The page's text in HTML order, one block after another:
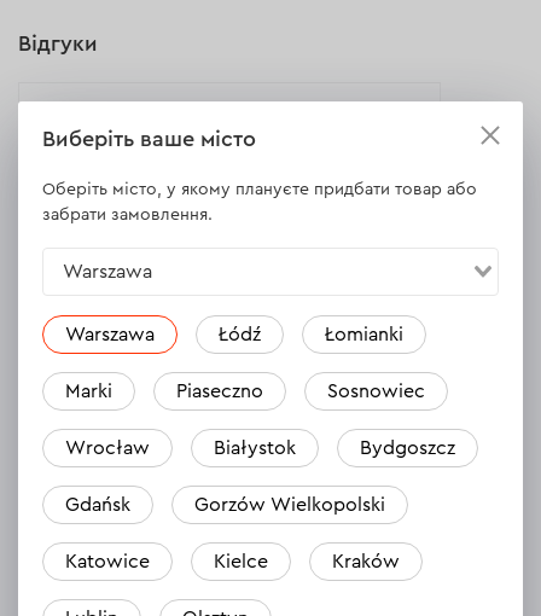
Відгуки
RW-12 (без АКБ та ЗП)
28.10.2023
Dnieper M, dzień dobry, czy możesz mi
powiedzieć, czy potrzebujesz głowic
Виберіть ваше місто
Оберіть місто, у якому плануєте придбати товар або
забрати замовлення.
Warszawa
Warszawa Łódź Łomianki
Marki Piaseczno Sosnowiec
Wrocław Białystok Bydgoszcz
Gdańsk Gorzów Wielkopolski
Katowice Kielce Kraków